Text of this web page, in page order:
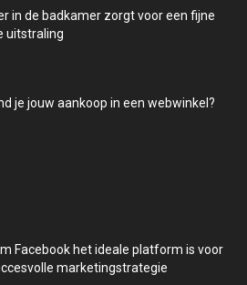
in de badkamer zorgt voor een fijne
uitstraling
je jouw aankoop in een webwinkel?
Facebook het ideale platform is voor
marketingstrategie